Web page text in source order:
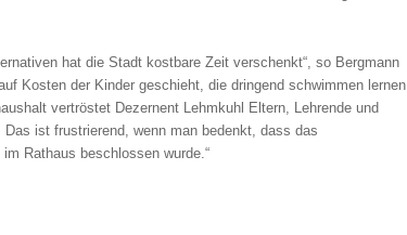
hat die Stadt kostbare Zeit verschenkt“, so Bergmann
Kosten der Kinder geschieht, die dringend schwimmen lernen
vertröstet Dezernent Lehmkuhl Eltern, Lehrende und
ist frustrierend, wenn man bedenkt, dass das
Rathaus beschlossen wurde.“